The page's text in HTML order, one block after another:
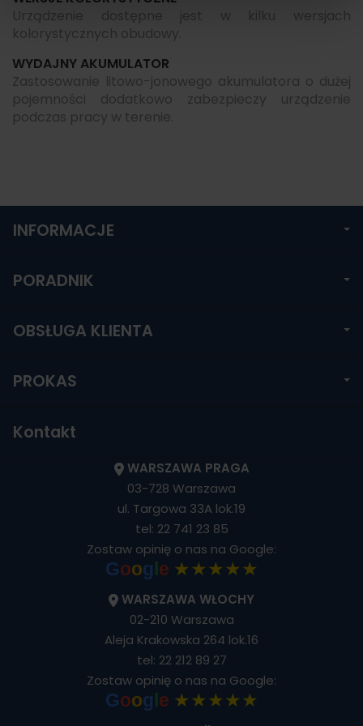
Urządzenie dostępne jest w kilku wersjach
kolorystycznych obudowy.
WYDAJNY AKUMULATOR
Zastosowanie litowo-jonowego akumulatora o dużej
pojemności dodatkowo zabezpieczy urządzenie
podczas pracy w terenie.
INFORMACJE
PORADNIK
OBSŁUGA KLIENTA
PROKAS
Kontakt
WARSZAWA PRAGA
03-728 Warszawa
ul. Targowa 33A lok.19
tel: 22 741 23 85
Zostaw opinię o nas na Google:
Goog e ★★★★★
WARSZAWA WŁOCHY
02-210 Warszawa
Aleja Krakowska 264 lok.16
tel: 22 212 89 27
Zostaw opinię o nas na Google:
Goog e ★★★★★